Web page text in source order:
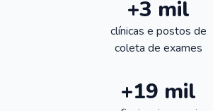
+3 mil
clínicas e postos de
coleta de exames
+19 mil